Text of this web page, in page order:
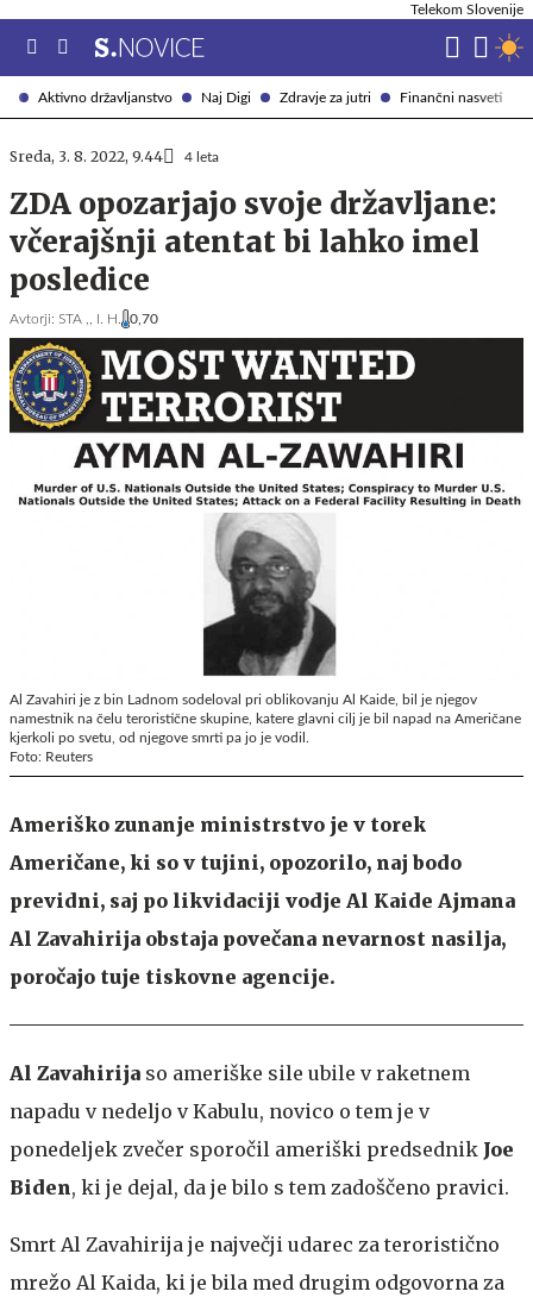
Aktivno državljanstvo Naj Digi Zdravje za jutri Finančni nasveti
Telekom Slovenije
Sreda, 3. 8. 2022, 9.44 4 leta
ZDA opozarjajo svoje državljane:
včerajšnji atentat bi lahko imel
posledice
Avtorji: STA ,, I. H. 0,70
Al Zavahiri je z bin Ladnom sodeloval pri oblikovanju Al Kaide, bil je njegov
namestnik na čelu teroristične skupine, katere glavni cilj je bil napad na Američane
kjerkoli po svetu, od njegove smrti pa jo je vodil.
Foto: Reuters
Ameriško zunanje ministrstvo je v torek
Američane, ki so v tujini, opozorilo, naj bodo
previdni, saj po likvidaciji vodje Al Kaide Ajmana
Al Zavahirija obstaja povečana nevarnost nasilja,
poročajo tuje tiskovne agencije.
Al Zavahirija so ameriške sile ubile v raketnem
napadu v nedeljo v Kabulu, novico o tem je v
ponedeljek zvečer sporočil ameriški predsednik Joe
Biden, ki je dejal, da je bilo s tem zadoščeno pravici.
Smrt Al Zavahirija je največji udarec za teroristično
mrežo Al Kaida, ki je bila med drugim odgovorna za